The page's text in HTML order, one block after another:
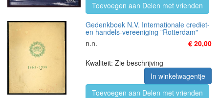
Toevoegen aan Delen met vrienden
Gedenkboek N.V. Internationale crediet-
en handels-vereeniging "Rotterdam"
n.n.
€ 20,00
Kwaliteit: Zie beschrijving
In winkelwagentje
Toevoegen aan Delen met vrienden